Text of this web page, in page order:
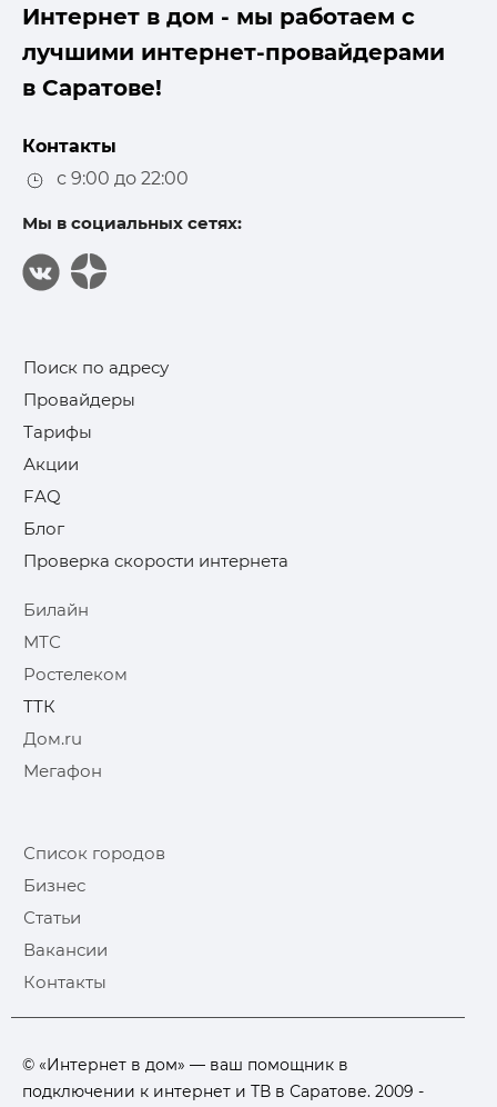
Интернет в дом - мы работаем с
лучшими интернет-провайдерами
в Саратове!
Контакты
с 9:00 до 22:00
Мы в социальных сетях:
Поиск по адресу
Провайдеры
Тарифы
Акции
FAQ
Блог
Проверка скорости интернета
Билайн
МТС
Ростелеком
ТТК
Дом.ru
Мегафон
Список городов
Бизнес
Статьи
Вакансии
Контакты
© «Интернет в дом» — ваш помощник в
подключении к интернет и ТВ в Саратове. 2009 -